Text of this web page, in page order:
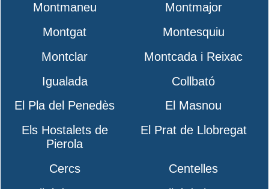
Montmaneu
Montmajor
Montgat
Montesquiu
Montclar
Montcada i Reixac
Igualada
Collbató
El Pla del Penedès
El Masnou
Els Hostalets de
Pierola
El Prat de Llobregat
Cercs
Centelles